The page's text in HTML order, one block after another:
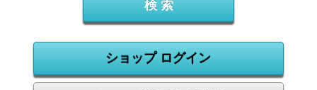
ショップ ログイン